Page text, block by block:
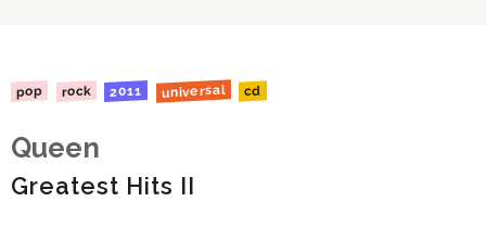
pop rock 2011 universal cd
Queen
Greatest Hits II